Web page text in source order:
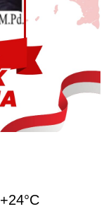
+24°C